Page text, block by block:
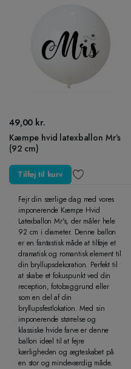
49,00 kr.
Kæmpe hvid latexballon Mr’s
(92 cm)
Tilføj til kurv
Fejr din særlige dag med vores
imponerende Kæmpe Hvid
Latexballon Mr's, der måler hele
92 cm i diameter. Denne ballon
er en fantastisk måde at tilføje et
dramatisk og romantisk element til
din bryllupsdekoration. Perfekt til
at skabe et fokuspunkt ved din
reception, fotobaggrund eller
som en del af din
bryllupsfestlokation. Med sin
imponerende størrelse og
klassiske hvide farve er denne
ballon ideel til at fejre
kærligheden og ægteskabet på
en stor og mindeværdig måde.